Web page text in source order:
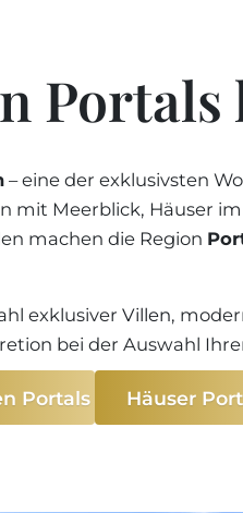
Portals
– eine der exklusivsten
mit Meerblick, Häuser
machen die Region
exklusiver Villen,
bei der Auswahl
Portals Häuser